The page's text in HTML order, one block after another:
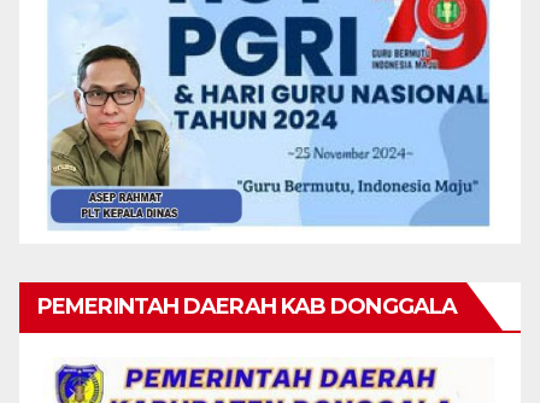
PEMERINTAH DAERAH KAB DONGGALA